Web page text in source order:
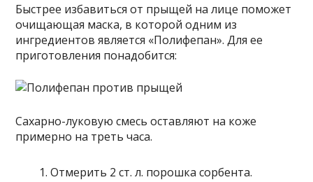
Быстрее избавиться от прыщей на лице поможет
очищающая маска, в которой одним из
ингредиентов является «Полифепан». Для ее
приготовления понадобится:
Сахарно-луковую смесь оставляют на коже
примерно на треть часа.
Отмерить 2 ст. л. порошка сорбента.